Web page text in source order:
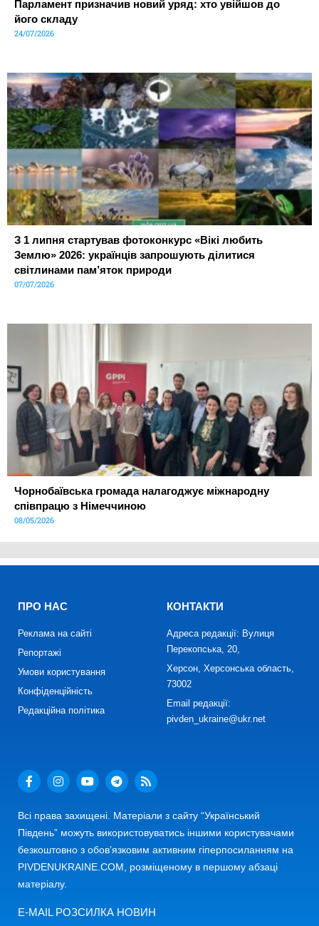
Парламент призначив новий уряд: хто увійшов до
його складу
24/07/2026
З 1 липня стартував фотоконкурс «Вікі любить
Землю» 2026: українців запрошують ділитися
світлинами пам’яток природи
07/07/2026
Чорнобаївська громада налагоджує міжнародну
співпрацю з Німеччиною
08/05/2026
ПРО НАС
Реклама на сайті
Репортажі
Умови користування
Конфіденційність
Редакційна політика
КОНТАКТИ
Адреса редакції: Вулиця
Перекопська, 20,
Херсон, Херсонська область,
73002
Email редакції:
pivden_ukraine@ukr.net
Всі права захищені. Матеріали з сайту “Український
Південь” можуть використовуватись іншими користувачами
безкоштовно з обов’язковим активним гіперпосиланням на
PIVDENUKRAINE.COM, розміщеному в першому абзаці
матеріалу.
E-MAIL РОЗСИЛКА НОВИН